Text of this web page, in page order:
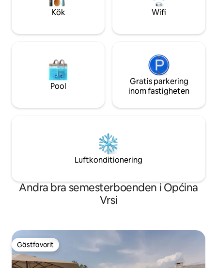
en offentlig minifotboll lekplats med
Kök Wifi
Pool
Gratis parkering
inom fastigheten
Luftkonditionering
Andra bra semesterboenden i Općina
Vrsi
Gästfavorit
Gästfavorit